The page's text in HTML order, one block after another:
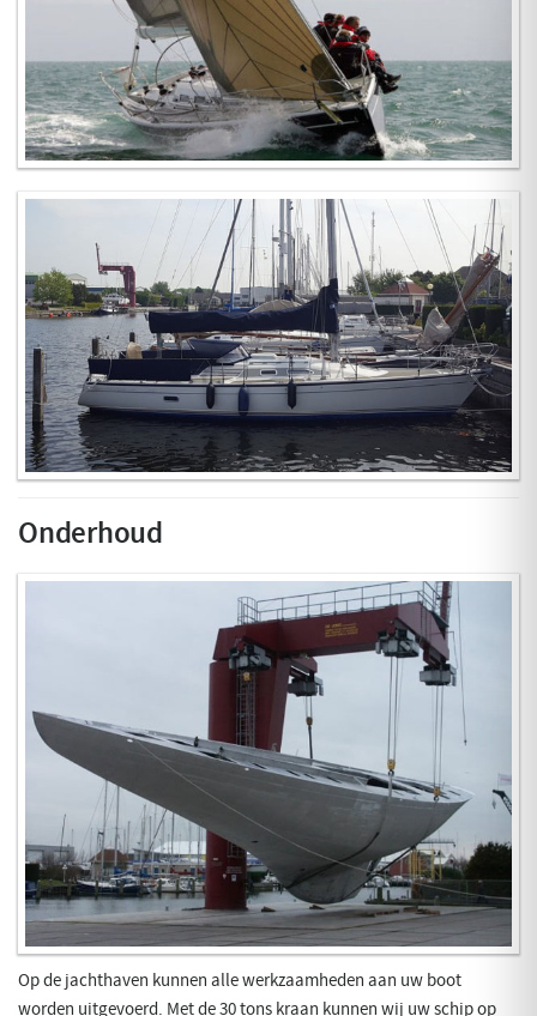
Onderhoud
Op de jachthaven kunnen alle werkzaamheden aan uw boot
worden uitgevoerd. Met de 30 tons kraan kunnen wij uw schip op